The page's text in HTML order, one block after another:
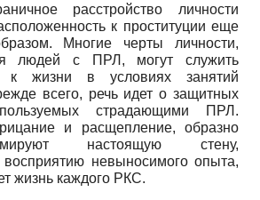
расстройство личности
к проституции еще
Многие черты личности,
людей с ПРЛ, могут служить
к жизни в условиях занятий
всего, речь идет о защитных
страдающими ПРЛ.
и расщепление, образно
настоящую стену,
невыносимого опыта,
жизнь каждого РКС.